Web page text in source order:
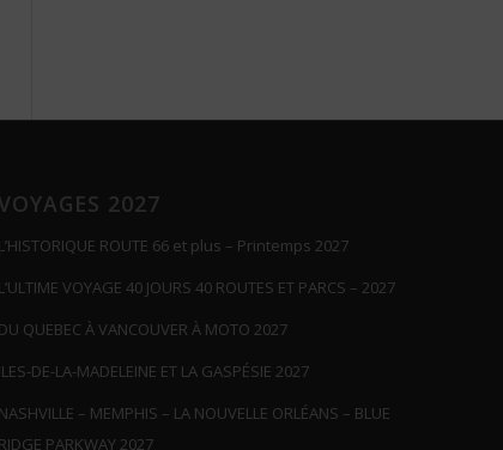
2027
L’HISTORIQUE ROUTE 66 et plus – Printemps 2027
L’ULTIME VOYAGE 40 JOURS 40 ROUTES ET PARCS – 2027
DU QUEBEC À VANCOUVER À MOTO 2027
ILES-DE-LA-MADELEINE ET LA GASPÉSIE 2027
NASHVILLE – MEMPHIS – LA NOUVELLE ORLÉANS – BLUE
RIDGE PARKWAY 2027